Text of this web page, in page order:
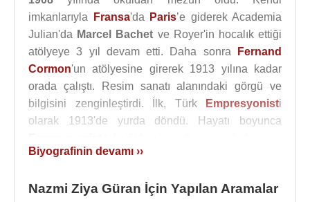
imkanlarıyla
Fransa'da Paris’e giderek Academia
Julian'da Marcel Bachet ve Royer'in hocalık ettiği
atölyeye 3 yıl devam etti. Daha sonra
Fernand
Cormon'un atölyesine girerek 1913 yılına kadar
orada çalıştı. Resim sanatı alanındaki görgü ve
bilgisini zenginleştirdi. İlk, Türk Empresyonisti
olarak 1913'de yurda döndü. Hayatı boyunca
dönünce Akademi kadrosuna alındı. Önceleri
Biyografinin devamı ››
Nazmi Ziya Güran İçin Yapılan Aramalar